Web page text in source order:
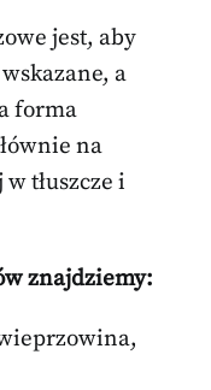
jest, aby
a
forma
na
tłuszcze i
znajdziemy: